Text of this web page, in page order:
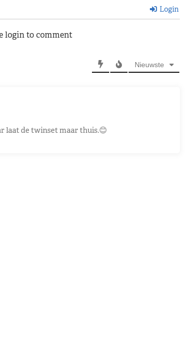
Login
login to comment
Nieuwste
laat de twinset maar thuis.😊